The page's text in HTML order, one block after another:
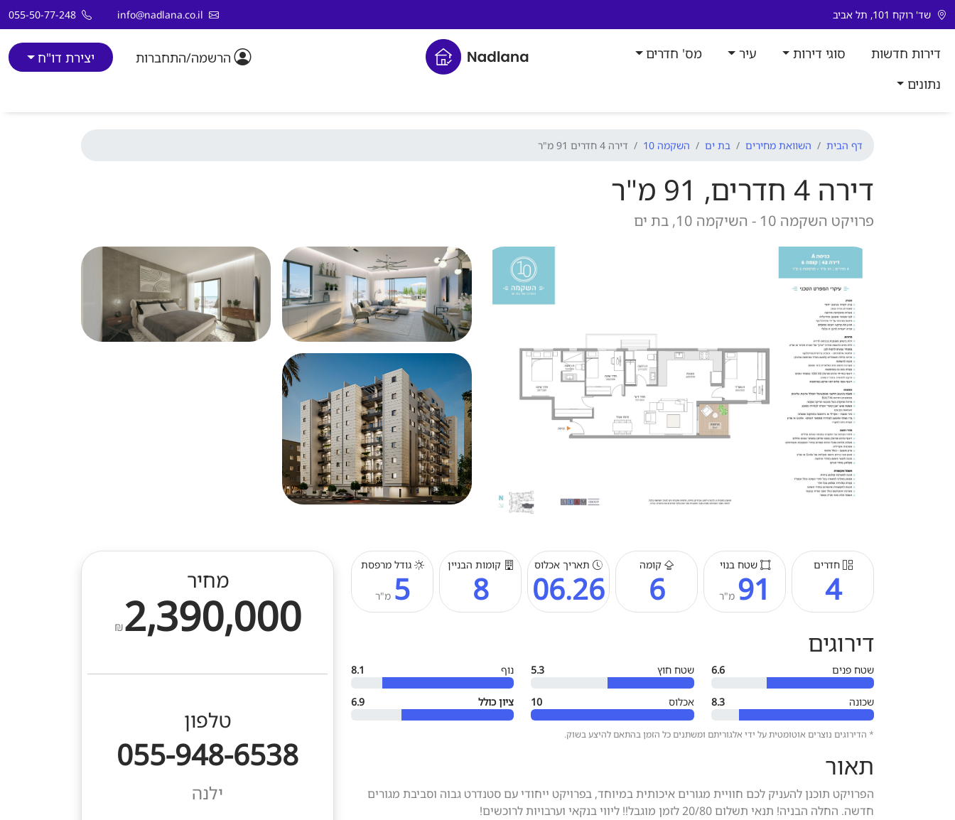
דלג לתוכן
שד' רוקח 101, תל אביב info@nadlana.co.il
055-50-77-248
דירות חדשות סוגי דירות עיר
מס' חדרים
נתונים
הרשמה/התחברות יצירת דו"ח
דף הבית השוואת מחירים בת ים השקמה 10 דירה 4 חדרים 91 מ"ר
דירה 4 חדרים, 91 מ"ר
פרויקט השקמה 10 - השיקמה 10, בת ים
חדרים
4
שטח בנוי
91 מ"ר
קומה
6
תאריך אכלוס
06.26
קומות הבניין
8
גודל מרפסת
5 מ"ר
דירוגים
שטח פנים 6.6 שטח חוץ 5.3 נוף 8.1
שכונה 8.3 אכלוס 10 ציון כולל 6.9
* הדירוגים נוצרים אוטומטית על ידי אלגוריתם ומשתנים כל הזמן בהתאם להיצע בשוק.
תאור
הפרויקט תוכנן להעניק לכם חוויית מגורים איכותית במיוחד, בפרויקט ייחודי עם סטנדרט גבוה וסביבת מגורים
חדשה. החלה הבניה! תנאי תשלום 20/80 לזמן מוגבל!! ליווי בנקאי וערבויות לרוכשים!
מחיר
₪2,390,000
טלפון
055-948-6538
ילנה